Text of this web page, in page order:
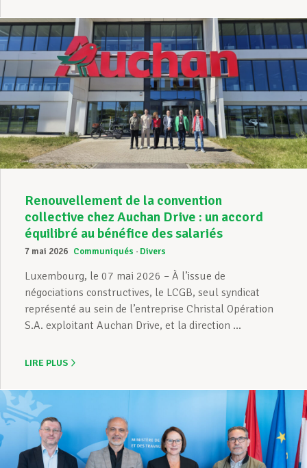
Renouvellement de la convention
collective chez Auchan Drive : un accord
équilibré au bénéfice des salariés
7 mai 2026 Communiqués Divers
Luxembourg, le 07 mai 2026 – À l’issue de
négociations constructives, le LCGB, seul syndicat
représenté au sein de l’entreprise Christal Opération
S.A. exploitant Auchan Drive, et la direction ...
LIRE PLUS